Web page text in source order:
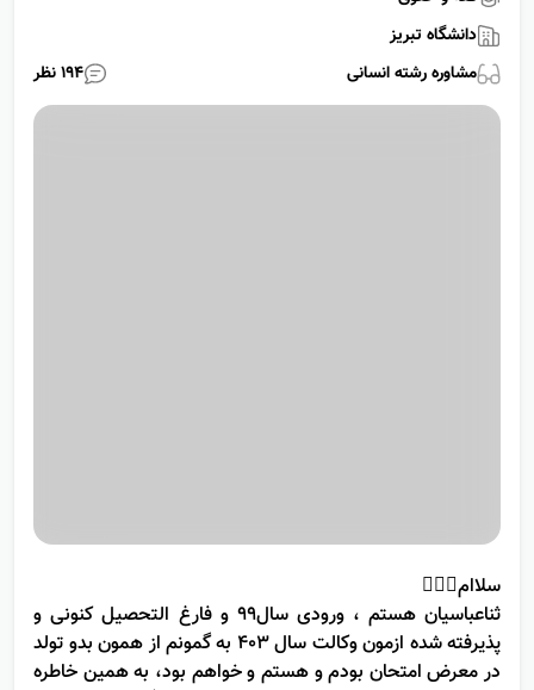
دانشگاه تبریز
مشاوره رشتهانسانی 194نظر
سلاام🙋🏻‍♀️
ثناعباسیان هستم ، ورودی سال٩٩ و فارغ التحصیل كنونی و
پذیرفته شده ازمون وكالت سال ٤٠٣ به گمونم از همون بدو تولد